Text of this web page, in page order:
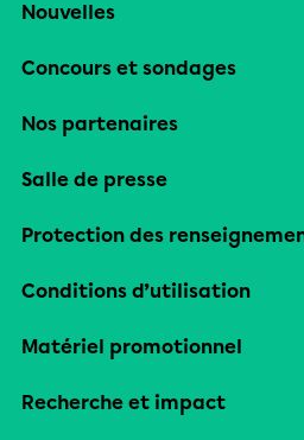
Nouvelles
Concours et sondages
Nos partenaires
Salle de presse
Protection des
Conditions d’utilisation
Matériel promotionnel
Recherche et impact